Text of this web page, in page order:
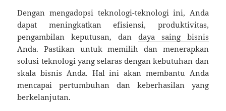
Dengan mengadopsi teknologi-teknologi ini, Anda
dapat meningkatkan efisiensi, produktivitas,
pengambilan keputusan, dan daya saing bisnis
Anda. Pastikan untuk memilih dan menerapkan
solusi teknologi yang selaras dengan kebutuhan dan
skala bisnis Anda. Hal ini akan membantu Anda
mencapai pertumbuhan dan keberhasilan yang
berkelanjutan.